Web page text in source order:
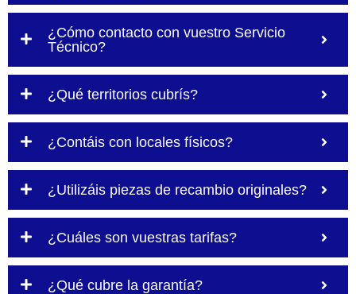
¿Cómo contacto con vuestro Servicio
Técnico?
¿Qué territorios cubrís?
¿Contáis con locales físicos?
¿Utilizáis piezas de recambio originales?
¿Cuáles son vuestras tarifas?
¿Qué cubre la garantía?